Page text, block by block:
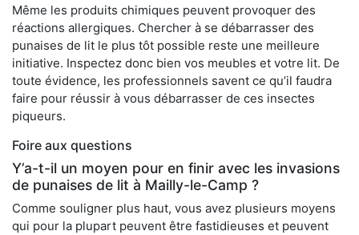
Même les produits chimiques peuvent provoquer des
réactions allergiques. Chercher à se débarrasser des
punaises de lit le plus tôt possible reste une meilleure
initiative. Inspectez donc bien vos meubles et votre lit. De
toute évidence, les professionnels savent ce qu’il faudra
faire pour réussir à vous débarrasser de ces insectes
piqueurs.
Foire aux questions
Y’a-t-il un moyen pour en finir avec les invasions
de punaises de lit à Mailly-le-Camp ?
Comme souligner plus haut, vous avez plusieurs moyens
qui pour la plupart peuvent être fastidieuses et peuvent